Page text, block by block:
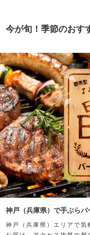
今が旬！季節のおす
神戸（兵庫県）で手ぶら
神戸（兵庫県）エリアで